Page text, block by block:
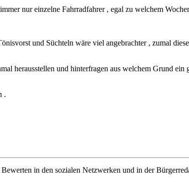
nur einzelne Fahrradfahrer , egal zu welchem
und Süchteln wäre viel angebrachter , zumal
herausstellen und hinterfragen aus welchem Grund
.
in den sozialen Netzwerken und in der